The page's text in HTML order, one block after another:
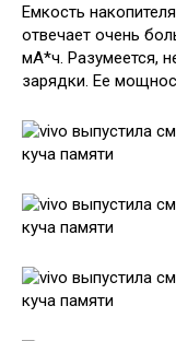
Емкость
отвечает очень
мА*ч. Разумеется,
зарядки. Ее